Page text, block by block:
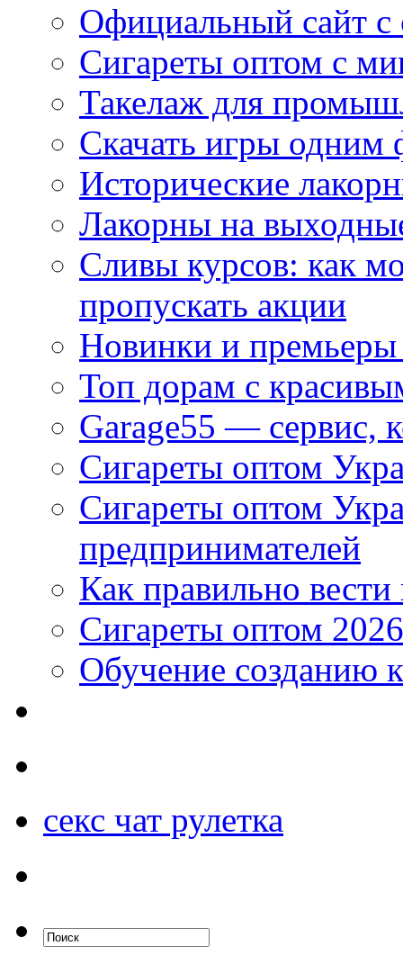
Официальный сайт
Сигареты оптом с
Такелаж для
Скачать игры одним
Исторические
Лакорны на
Сливы курсов: как
пропускать акции
Новинки и
Топ дорам с
Garage55 — сервис,
Сигареты оптом
Сигареты оптом
предпринимателей
Как правильно
Сигареты оптом
Обучение созданию
секс чат рулетка